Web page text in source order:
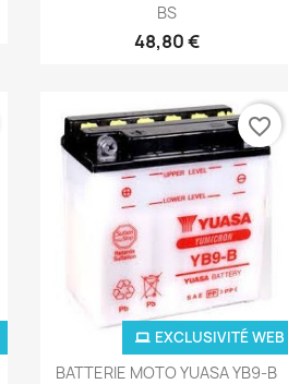
BS
48,80 €
Aperçu rapide
BATTERIE MOTO YUASA YB9-B
EXCLUSIVITÉ WEB
favorite_border